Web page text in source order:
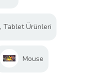
Tablet Ürünleri
Mouse